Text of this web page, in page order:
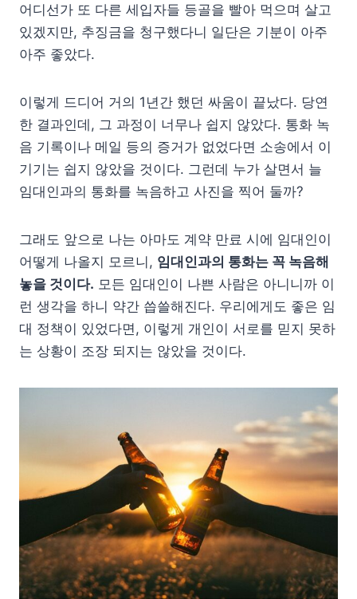
어디선가 또 다른 세입자들 등골을 빨아 먹으며 살고
있겠지만, 추징금을 청구했다니 일단은 기분이 아주
아주 좋았다.
이렇게 드디어 거의 1년간 했던 싸움이 끝났다. 당연
한 결과인데, 그 과정이 너무나 쉽지 않았다. 통화 녹
음 기록이나 메일 등의 증거가 없었다면 소송에서 이
기기는 쉽지 않았을 것이다. 그런데 누가 살면서 늘
임대인과의 통화를 녹음하고 사진을 찍어 둘까?
그래도 앞으로 나는 아마도 계약 만료 시에 임대인이
어떻게 나올지 모르니, 임대인과의 통화는 꼭 녹음해
놓을 것이다. 모든 임대인이 나쁜 사람은 아니니까 이
런 생각을 하니 약간 씁쓸해진다. 우리에게도 좋은 임
대 정책이 있었다면, 이렇게 개인이 서로를 믿지 못하
는 상황이 조장 되지는 않았을 것이다.